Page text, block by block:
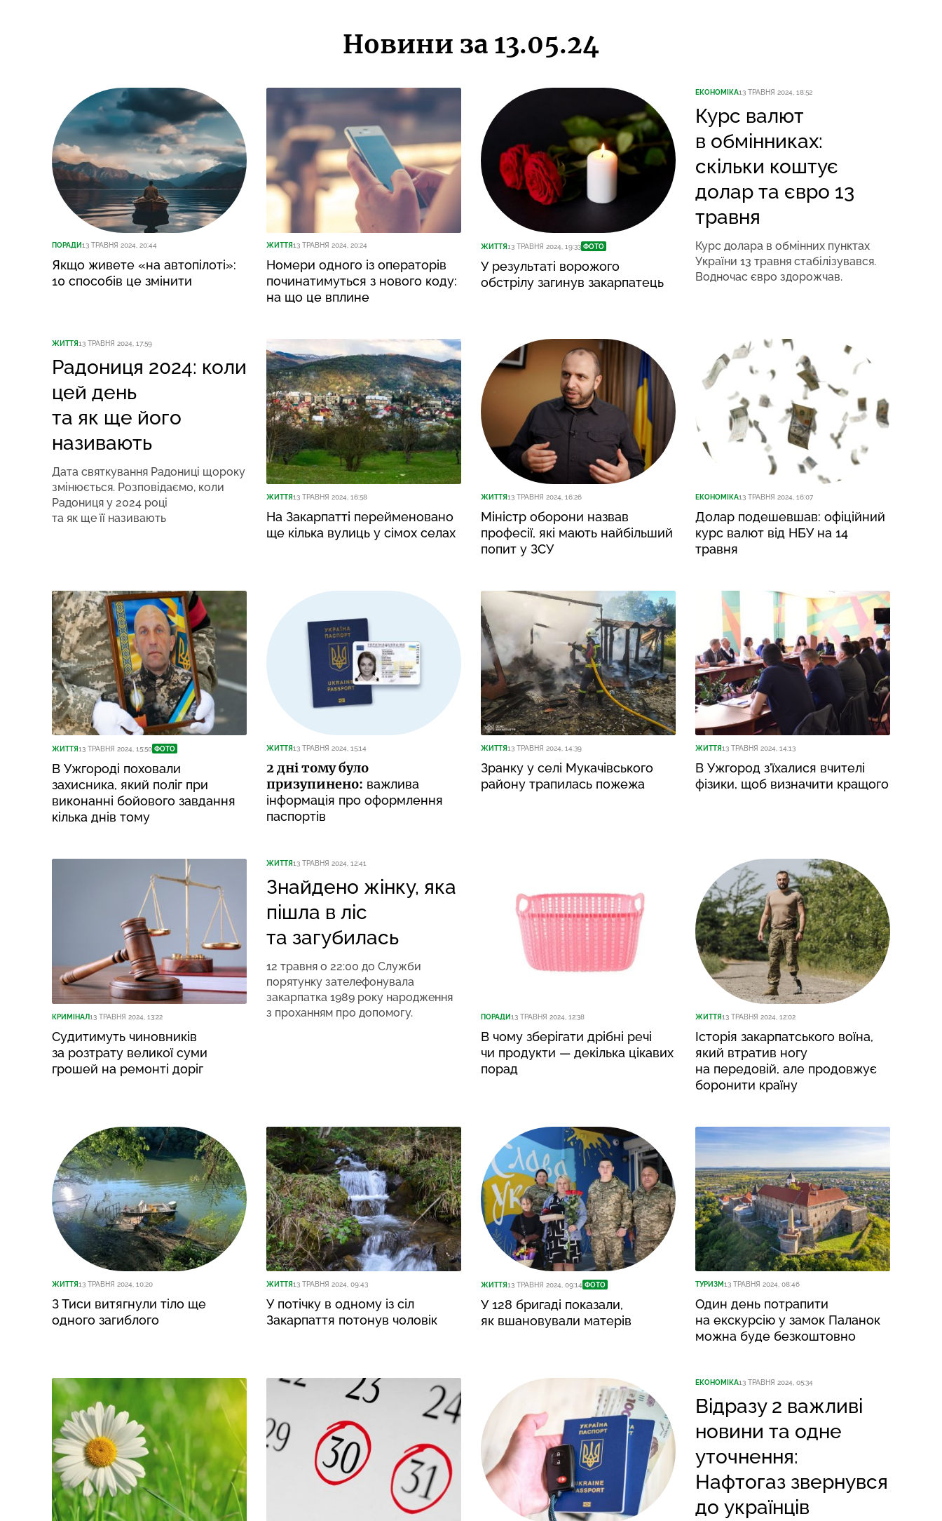
Новини за 13.05.24
ПОРАДИ13 ТРАВНЯ 2024, 20:44
Якщо живете «на автопілоті»:
10 способів це змінити
ЖИТТЯ13 ТРАВНЯ 2024, 20:24
Номери одного із операторів
починатимуться з нового коду:
на що це вплине
ЖИТТЯ13 ТРАВНЯ 2024, 19:33 ФОТО
У результаті ворожого
обстрілу загинув закарпатець
ЕКОНОМІКА13 ТРАВНЯ 2024, 18:52
Курс валют
в обмінниках:
скільки коштує
долар та євро 13
травня
Курс долара в обмінних пунктах
України 13 травня стабілізувався.
Водночас євро здорожчав.
ЖИТТЯ13 ТРАВНЯ 2024, 17:59
Радониця 2024: коли
цей день
та як ще його
називають
Дата святкування Радониці щороку
змінюється. Розповідаємо, коли
Радониця у 2024 році
та як ще її називають
ЖИТТЯ13 ТРАВНЯ 2024, 16:58
На Закарпатті перейменовано
ще кілька вулиць у сімох селах
ЖИТТЯ13 ТРАВНЯ 2024, 16:26
Міністр оборони назвав
професії, які мають найбільший
попит у ЗСУ
ЕКОНОМІКА13 ТРАВНЯ 2024, 16:07
Долар подешевшав: офіційний
курс валют від НБУ на 14
травня
ЖИТТЯ13 ТРАВНЯ 2024, 15:50 ФОТО
В Ужгороді поховали
захисника, який поліг при
виконанні бойового завдання
кілька днів тому
ЖИТТЯ13 ТРАВНЯ 2024, 15:14
2 дні тому було
призупинено: важлива
інформація про оформлення
паспортів
ЖИТТЯ13 ТРАВНЯ 2024, 14:39
Зранку у селі Мукачівського
району трапилась пожежа
ЖИТТЯ13 ТРАВНЯ 2024, 14:13
В Ужгород з’їхалися вчителі
фізики, щоб визначити кращого
КРИМІНАЛ13 ТРАВНЯ 2024, 13:22
Судитимуть чиновників
за розтрату великої суми
грошей на ремонті доріг
ЖИТТЯ13 ТРАВНЯ 2024, 12:41
Знайдено жінку, яка
пішла в ліс
та загубилась
12 травня о 22:00 до Служби
порятунку зателефонувала
закарпатка 1989 року народження
з проханням про допомогу.
ПОРАДИ13 ТРАВНЯ 2024, 12:38
В чому зберігати дрібні речі
чи продукти — декілька цікавих
порад
ЖИТТЯ13 ТРАВНЯ 2024, 12:02
Історія закарпатського воїна,
який втратив ногу
на передовій, але продовжує
боронити країну
ЖИТТЯ13 ТРАВНЯ 2024, 10:20
З Тиси витягнули тіло ще
одного загиблого
ЖИТТЯ13 ТРАВНЯ 2024, 09:43
У потічку в одному із сіл
Закарпаття потонув чоловік
ЖИТТЯ13 ТРАВНЯ 2024, 09:14 ФОТО
У 128 бригаді показали,
як вшановували матерів
ТУРИЗМ13 ТРАВНЯ 2024, 08:46
Один день потрапити
на екскурсію у замок Паланок
можна буде безкоштовно
ЕКОНОМІКА13 ТРАВНЯ 2024, 05:34
Відразу 2 важливі
новини та одне
уточнення:
Нафтогаз звернувся
до українців